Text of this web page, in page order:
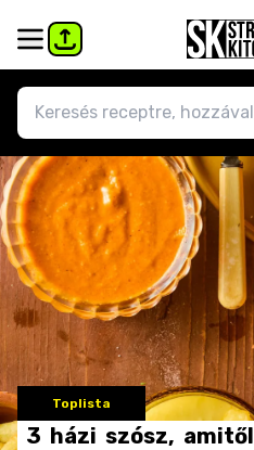
Toplista
3 házi szósz, amitől